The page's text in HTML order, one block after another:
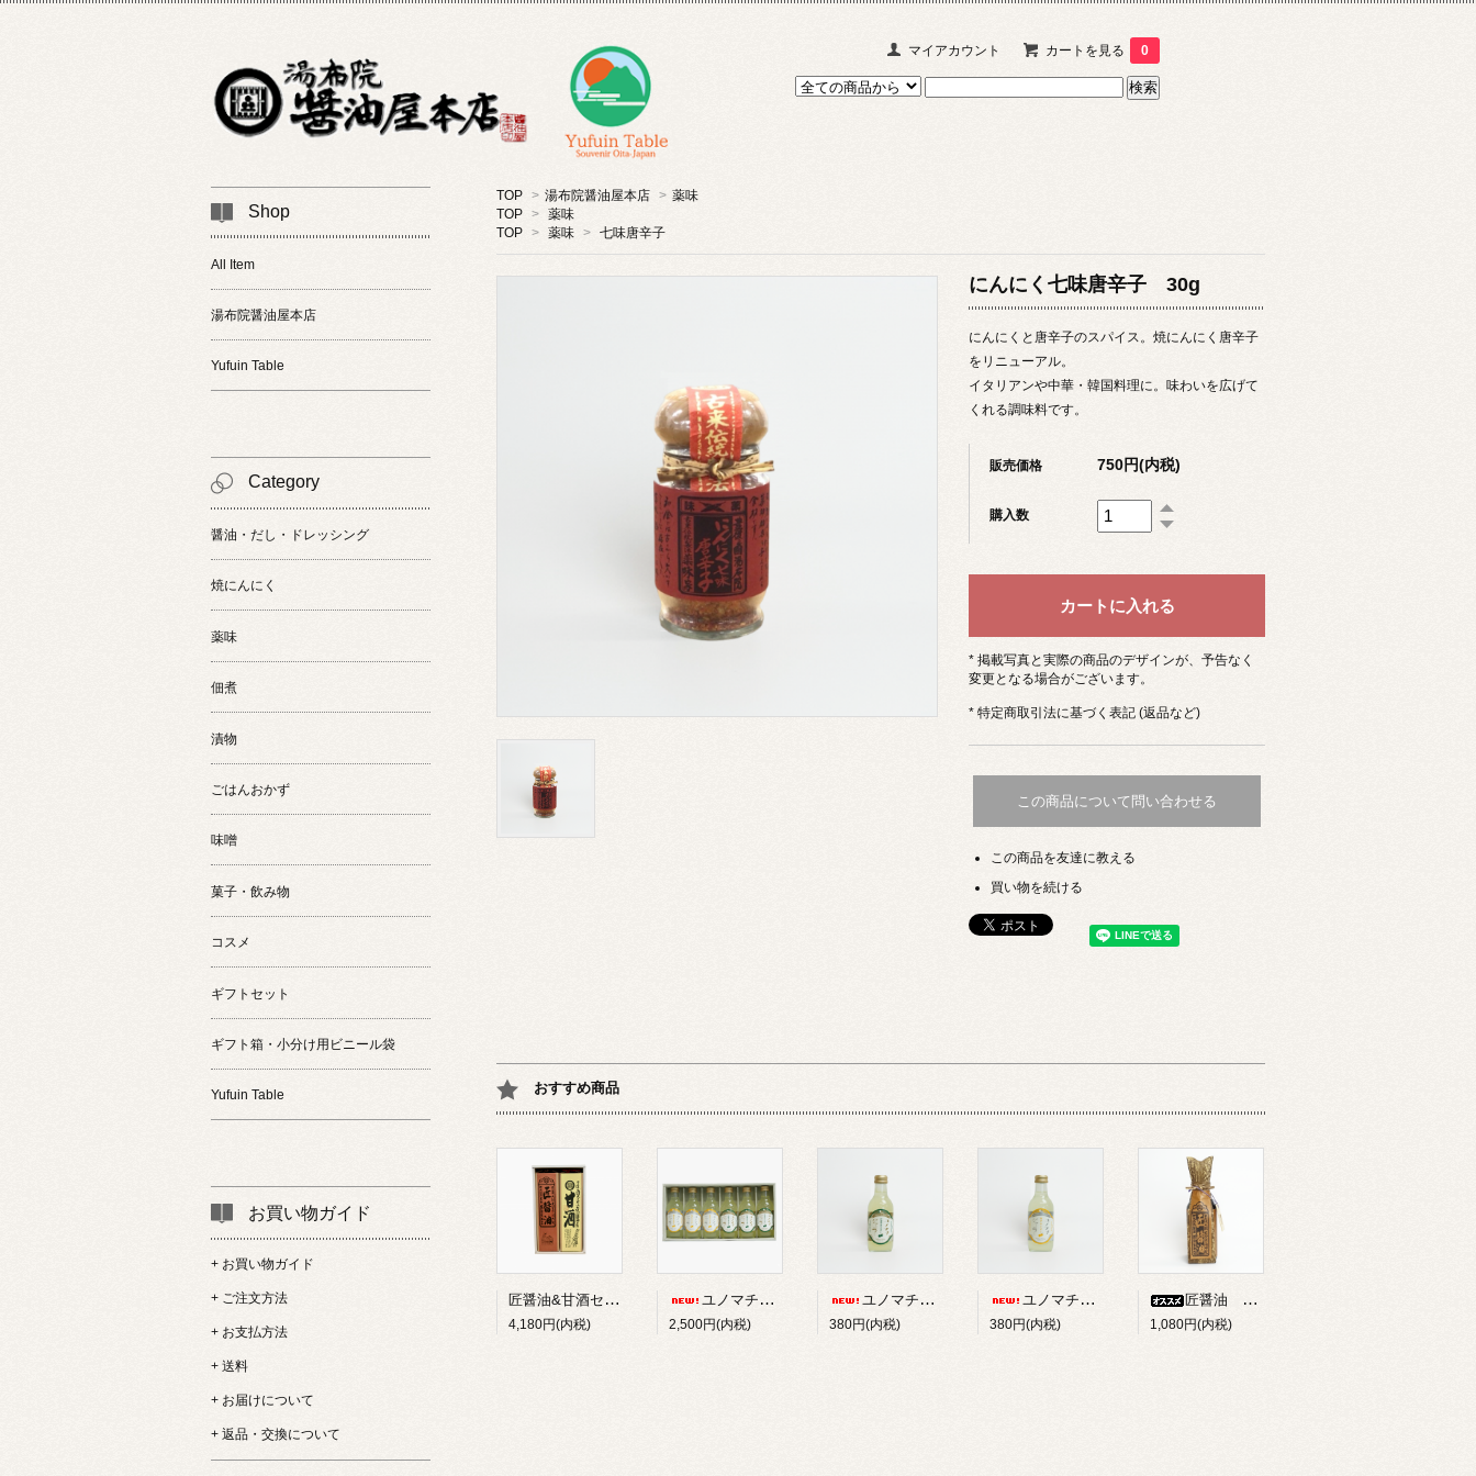
マイアカウント カートを見る 0
TOP > 湯布院醤油屋本店 > 薬味
TOP > 薬味
TOP > 薬味 > 七味唐辛子
にんにく七味唐辛子 30g
にんにくと唐辛子のスパイス。焼にんにく唐辛子
をリニューアル。
イタリアンや中華・韓国料理に。味わいを広げて
くれる調味料です。
販売価格 750円(内税)
購入数
* 掲載写真と実際の商品のデザインが、予告なく
変更となる場合がございます。
* 特定商取引法に基づく表記 (返品など)
この商品について問い合わせる
この商品を友達に教える
買い物を続ける
おすすめ商品
匠醤油&甘酒セット
4,180円(内税)
ユノマチジャーニーサイダーセット 200ml*６本
2,500円(内税)
ユノマチジャーニーかぼすサイダー 200ml
380円(内税)
ユノマチジャーニーゆずサイダー 200ml
380円(内税)
匠醤油 250ml
1,080円(内税)
Shop
All Item
湯布院醤油屋本店
Yufuin Table
Category
醤油・だし・ドレッシング
焼にんにく
薬味
佃煮
漬物
ごはんおかず
味噌
菓子・飲み物
コスメ
ギフトセット
ギフト箱・小分け用ビニール袋
Yufuin Table
お買い物ガイド
+ お買い物ガイド
+ ご注文方法
+ お支払方法
+ 送料
+ お届けについて
+ 返品・交換について